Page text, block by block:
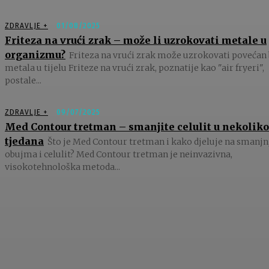
ZDRAVLJE + 01/08/2025
Friteza na vrući zrak – može li uzrokovati metale u
organizmu? Friteza na vrući zrak može uzrokovati
metala u tijelu Friteze na vrući zrak, poznatije kao "air fryeri",
postale...
ZDRAVLJE + 09/07/2025
Med Contour tretman – smanjite celulit u nekoliko
tjedana Što je Med Contour tretman i kako djeluje na
obujma i celulit? Med Contour tretman je neinvazivna,
visokotehnološka metoda...